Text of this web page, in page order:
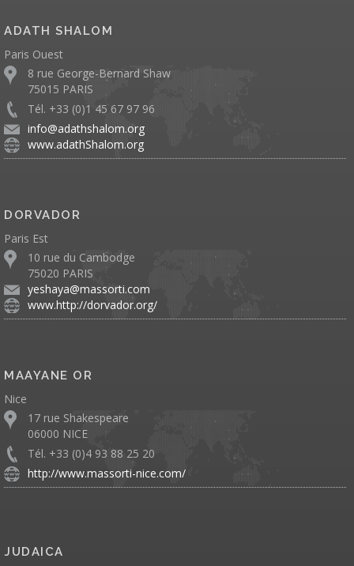
ADATH SHALOM
Paris Ouest
8 rue George-Bernard Shaw
75015 PARIS
Tél. +33 (0)1 45 67 97 96
info@adathshalom.org
www.adathShalom.org
DORVADOR
Paris Est
10 rue du Cambodge
75020 PARIS
yeshaya@massorti.com
www.http://dorvador.org/
MAAYANE OR
Nice
17 rue Shakespeare
06000 NICE
Tél. +33 (0)4 93 88 25 20
http://www.massorti-nice.com/
JUDAICA